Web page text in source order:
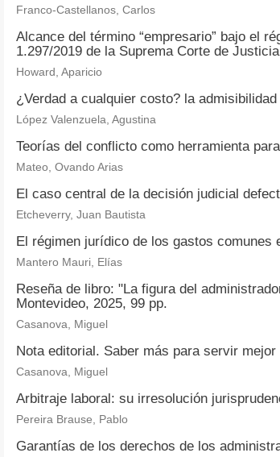
Franco-Castellanos, Carlos
Alcance del término “empresario” bajo el
1.297/2019 de la Suprema Corte de Justicia
Howard, Aparicio
¿Verdad a cualquier costo? la
López Valenzuela, Agustina
Teorías del conflicto como herramienta
Mateo, Ovando Arias
El caso central de la decisión judicial
Etcheverry, Juan Bautista
El régimen jurídico de los gastos comunes
Mantero Mauri, Elías
Reseña de libro: "La figura del
Montevideo, 2025, 99 pp.
Casanova, Miguel
Nota editorial. Saber más para servir mejor
Casanova, Miguel
Arbitraje laboral: su irresolución
Pereira Brause, Pablo
Garantías de los derechos de los